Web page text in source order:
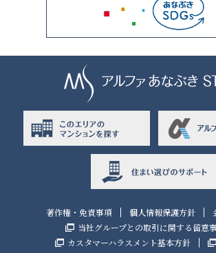
著作権・免責事項 個人情報保護方針
当社グループとの取引に関する留意
カスタマーハラスメント基本方針